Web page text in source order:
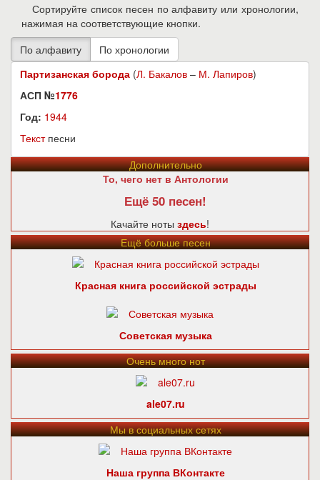
Сортируйте список песен по алфавиту или хронологии,
нажимая на соответствующие кнопки.
Партизанская борода (Л. Бакалов – М. Лапиров)
АСП №1776
Год: 1944
Текстпесни
Дополнительно
То, чего нет в Антологии
Ещё 50 песен!
Качайте ноты здесь!
Ещё больше песен
Красная книга российской эстрады
Советская музыка
Очень много нот
ale07.ru
Мы в социальных сетях
Наша группа ВКонтакте